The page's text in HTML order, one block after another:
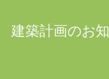
建築計画のお